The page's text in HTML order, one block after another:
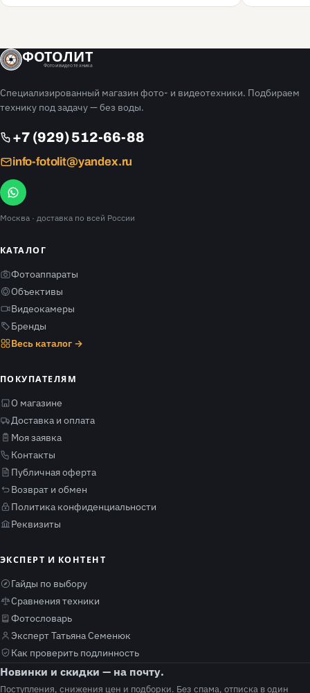
ФОТОЛИТ
Фото и видео техника
Специализированный магазин фото- и видеотехники. Подбираем
технику под задачу — без воды.
+7 (929) 512-66-88
info-fotolit@yandex.ru
Москва · доставка по всей России
КАТАЛОГ
Фотоаппараты
Объективы
Видеокамеры
Бренды
Весь каталог →
ПОКУПАТЕЛЯМ
О магазине
Доставка и оплата
Моя заявка
Контакты
Публичная оферта
Возврат и обмен
Политика конфиденциальности
Реквизиты
ЭКСПЕРТ И КОНТЕНТ
Гайды по выбору
Сравнения техники
Фотословарь
Эксперт Татьяна Семенюк
Как проверить подлинность
Новинки и скидки — на почту.
Поступления, снижения цен и подборки. Без спама, отписка в один